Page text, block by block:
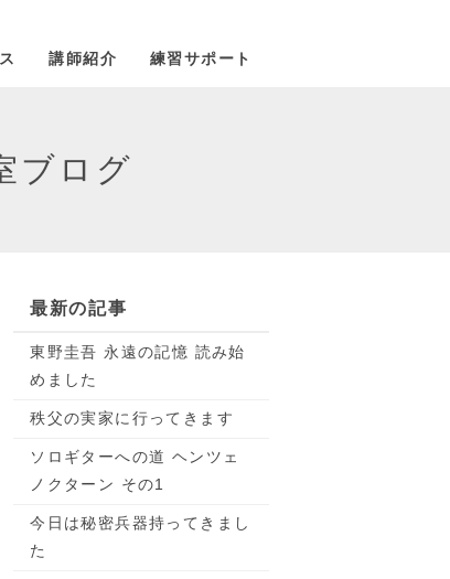
講師紹介 練習サポート
ブログ
最新の記事
東野圭吾 永遠の記憶 読み始
めました
秩父の実家に行ってきます
ソロギターへの道 ヘンツェ
ノクターン その1
今日は秘密兵器持ってきまし
た